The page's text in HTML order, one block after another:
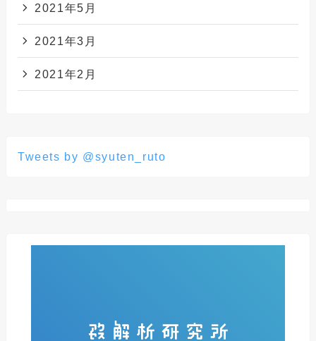
2021年5月
2021年3月
2021年2月
Tweets by @syuten_ruto